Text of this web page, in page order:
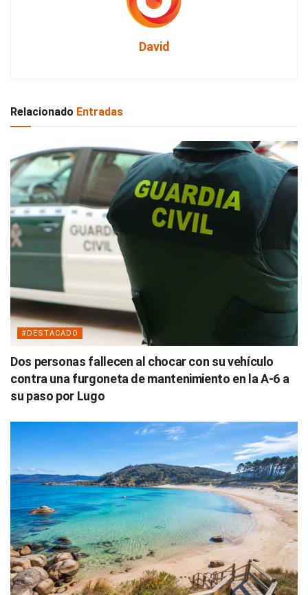
David
Relacionado Entradas
#DESTACADO
Dos personas fallecen al chocar con su vehículo
contra una furgoneta de mantenimiento en la A-6 a
su paso por Lugo